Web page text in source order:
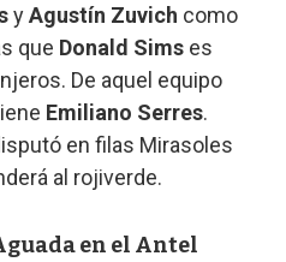
yAgustín Zuvich como
que Donald Sims es
De aquel equipo
Emiliano Serres.
en filas Mirasoles
al rojiverde.
en el Antel